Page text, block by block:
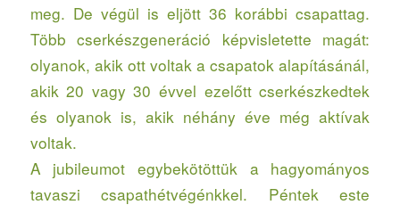
meg. De végül is eljött 36 korábbi csapattag.
Több cserkészgeneráció képvisletette magát:
olyanok, akik ott voltak a csapatok alapításánál,
akik 20 vagy 30 évvel ezelőtt cserkészkedtek
és olyanok is, akik néhány éve még aktívak
voltak.
A jubileumot egybekötöttük a hagyományos
tavaszi csapathétvégénkkel. Péntek este